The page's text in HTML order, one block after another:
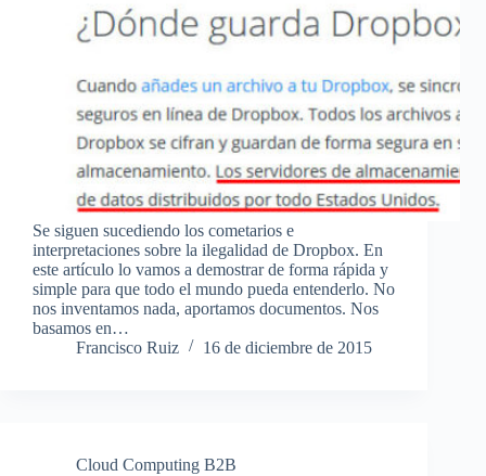
Se siguen sucediendo los cometarios e
interpretaciones sobre la ilegalidad de Dropbox. En
este artículo lo vamos a demostrar de forma rápida y
simple para que todo el mundo pueda entenderlo. No
nos inventamos nada, aportamos documentos. Nos
basamos en…
Francisco Ruiz
16 de diciembre de 2015
Cloud Computing B2B